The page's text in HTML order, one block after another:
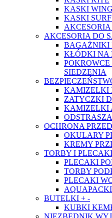
KASKI WING
KASKI
AKCESORIA DO
BAGAŻNIKI
KŁÓDKI NA
SIEDZENIA
KAMIZELKI
ZATYCZKI
KAMIZELKI
OCHRONA
OKULARY
KREMY
TORBY I PLECAKI
PLECAKI
TORBY
PLECAKI
AQUAPACKI
BUTELKI + -
KUBKI
NIEZBĘDNIK